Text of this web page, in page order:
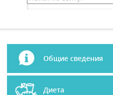
Общие сведения
Диета